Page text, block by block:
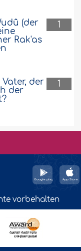
1
(der
Rak'as
1
der
der
vorbehalten